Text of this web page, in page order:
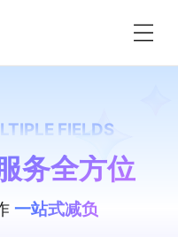
FIELDS
务全方位
一站式减负